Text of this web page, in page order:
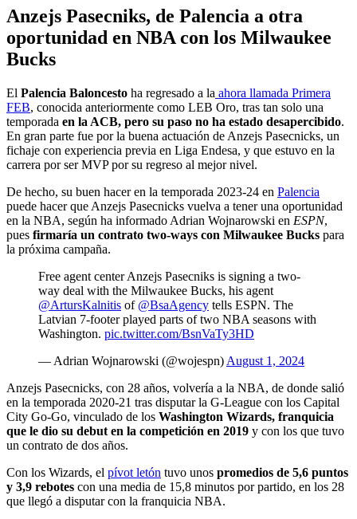
Anzejs Pasecniks, de Palencia a otra
oportunidad en NBA con los Milwaukee
Bucks
El Palencia Baloncesto ha regresado a la ahora llamada Primera
FEB, conocida anteriormente como LEB Oro, tras tan solo una
temporada en la ACB, pero su paso no ha estado desapercibido.
En gran parte fue por la buena actuación de Anzejs Pasecnicks, un
fichaje con experiencia previa en Liga Endesa, y que estuvo en la
carrera por ser MVP por su regreso al mejor nivel.
De hecho, su buen hacer en la temporada 2023-24 en Palencia
puede hacer que Anzejs Pasecnicks vuelva a tener una oportunidad
en la NBA, según ha informado Adrian Wojnarowski en ESPN,
pues firmaría un contrato two-ways con Milwaukee Bucks para
la próxima campaña.
Free agent center Anzejs Pasecniks is signing a two-
way deal with the Milwaukee Bucks, his agent
@ArtursKalnitis of @BsaAgency tells ESPN. The
Latvian 7-footer played parts of two NBA seasons with
Washington. pic.twitter.com/BsnVaTy3HD
— Adrian Wojnarowski (@wojespn) August 1, 2024
Anzejs Pasecnicks, con 28 años, volvería a la NBA, de donde salió
en la temporada 2020-21 tras disputar la G-League con los Capital
City Go-Go, vinculado de los Washington Wizards, franquicia
que le dio su debut en la competición en 2019 y con los que tuvo
un contrato de dos años.
Con los Wizards, el pívot letón tuvo unos promedios de 5,6 puntos
y 3,9 rebotes con una media de 15,8 minutos por partido, en los 28
que llegó a disputar con la franquicia NBA.